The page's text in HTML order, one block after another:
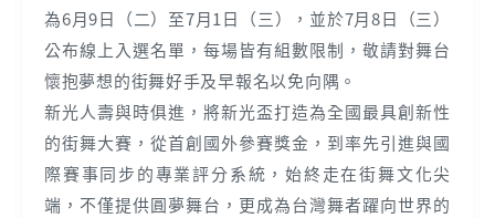
為6月9日（二）至7月1日（三），並於7月8日（三）
公布線上入選名單，每場皆有組數限制，敬請對舞台
懷抱夢想的街舞好手及早報名以免向隅。
新光人壽與時俱進，將新光盃打造為全國最具創新性
的街舞大賽，從首創國外參賽獎金，到率先引進與國
際賽事同步的專業評分系統，始終走在街舞文化尖
端，不僅提供圓夢舞台，更成為台灣舞者躍向世界的